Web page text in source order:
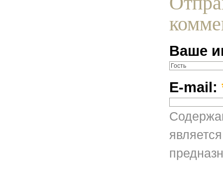
Ваше
E-mail: